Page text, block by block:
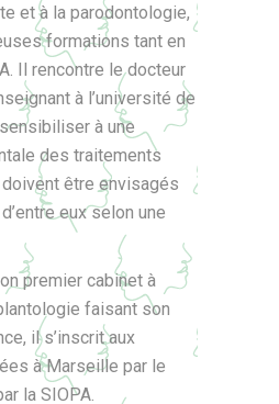
et à la parodontologie,
formations tant en
Il rencontre le docteur
à l’université de
à une
des traitements
être envisagés
eux selon une
premier cabinet à
faisant son
il s’inscrit aux
à Marseille par le
la SIOPA.